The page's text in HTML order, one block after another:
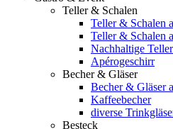
Teller & Schalen
Teller & Schalen
Teller & Schalen
Nachhaltige
Apérogeschirr
Becher & Gläser
Becher & Gläser
Kaffeebecher
diverse
Besteck